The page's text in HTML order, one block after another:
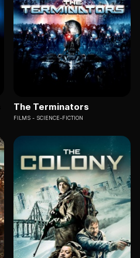
The Terminators
FILMS SCIENCE-FICTION